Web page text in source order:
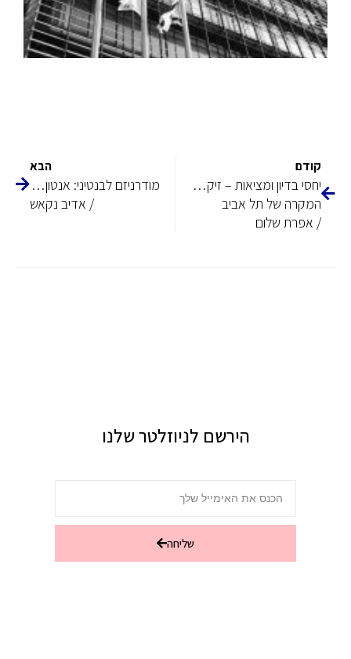
קודם
יחסי בדיון ומציאות – זיקות בין המרחב העירוני בתיאטרון והמרחב הסובב בן הזמן
המקרה של תל אביב
/ אפרת שלום
הבא
מודרניזם לבנטיני: אנטון ת'אבת מביירות, רג'א רייס מחיפה וייצורו של סגנון אדריכלי חדש בארמונות הגן בחיפה 1936–1945
/ אדיב נקאש
הירשם לניוזלטר שלנו
שליחה